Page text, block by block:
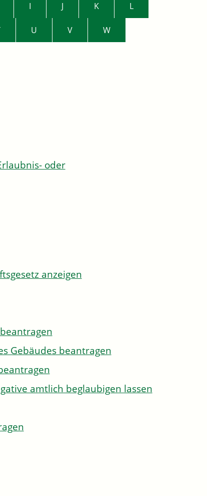
I J K L
U V W
oder
anzeigen
Gebäudes beantragen
amtlich beglaubigen lassen